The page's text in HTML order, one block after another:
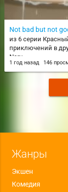
Not bad but not
из 6 серии
приключений в
Naru
1 год назад 146
Жанры
Экшен
Комедия